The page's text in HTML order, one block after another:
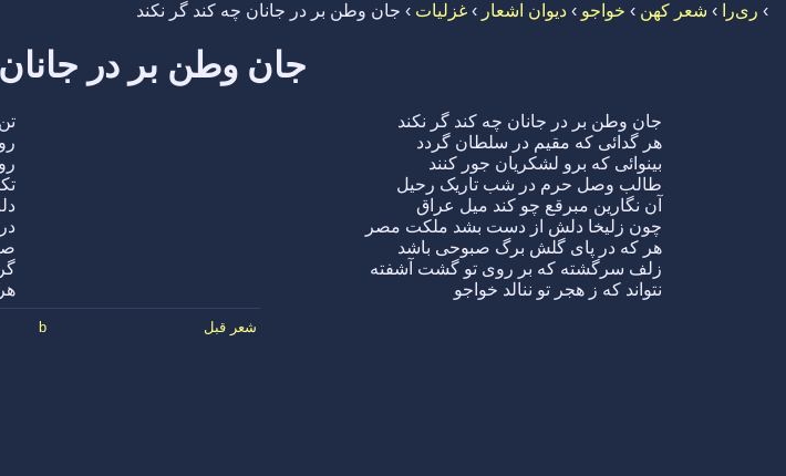
› ری‌را › شعر کهن › خواجو › دیوان اشعار › غزلیات › جان وطن بر در جانان چه کند گر نکند
جان وطن بر در
جان وطن بر در جانان چه کند گر نکند
هر گدائی که مقیم در سلطان گردد
بینوائی که برو لشکریان جور کنند
طالب وصل حرم در شب تاریک رحیل
آن نگارین مبرقع چو کند میل عراق
چون زلیخا دلش از دست بشد ملکت مصر
هر که در پای گلش برگ صبوحی باشد
زلف سرگشته که بر روی تو گشت آشفته
نتواند که ز هجر تو ننالد خواجو
شعر قبل b